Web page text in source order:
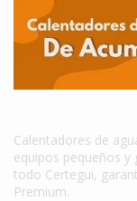
Calentadores de
equipos pequeños y
todo Certegui,
Premium.